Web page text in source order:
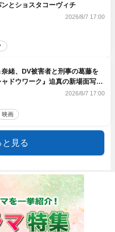
とショスタコーヴィチ
2026/8/7 17:00
緒、DV被害者と刑事の葛藤を
ドウワーク』迫真の新場面写真
2026/8/7 17:00
映画
と見る